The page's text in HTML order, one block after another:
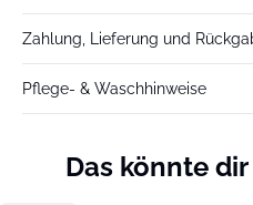
Zahlung, Lieferung und
Pflege- & Waschhinweise
Das könnte